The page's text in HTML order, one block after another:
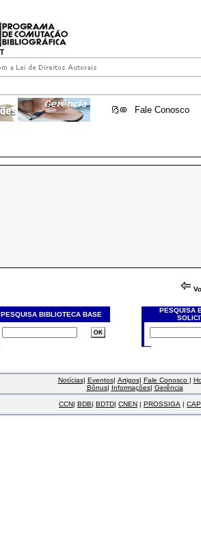
Fale Conosco
PESQUISA BIBLIOTECA BASE
PESQUISA
Notícias| Eventos| Artigos| Fale Conosco |
Bônus| Informações| Gerência
CCN| BDB| BDTD| CNEN | PROSSIGA |